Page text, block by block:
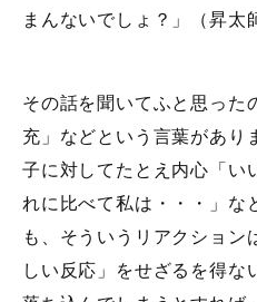
まんないでしょ？」（昇太
その話を聞いてふと思った
充」などという言葉があり
子に対してたとえ内心「い
れに比べて私は・・・」な
も、そういうリアクション
しい反応」をせざるを得な